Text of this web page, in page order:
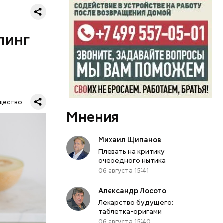
в
Мнения
Михаил Щипанов
Плевать на критику
очередного нытика
06 августа 15:41
Александр Лосото
Лекарство будущего:
таблетка-оригами
06 августа 15:40